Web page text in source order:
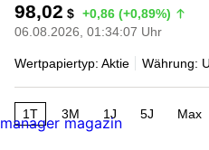
98,02 $ +0,86 (+0,89%)
06.08.2026, 01:34:07 Uhr
Wertpapiertyp: Aktie Währung:
1T 3M 1J 5J Max
manager magazin